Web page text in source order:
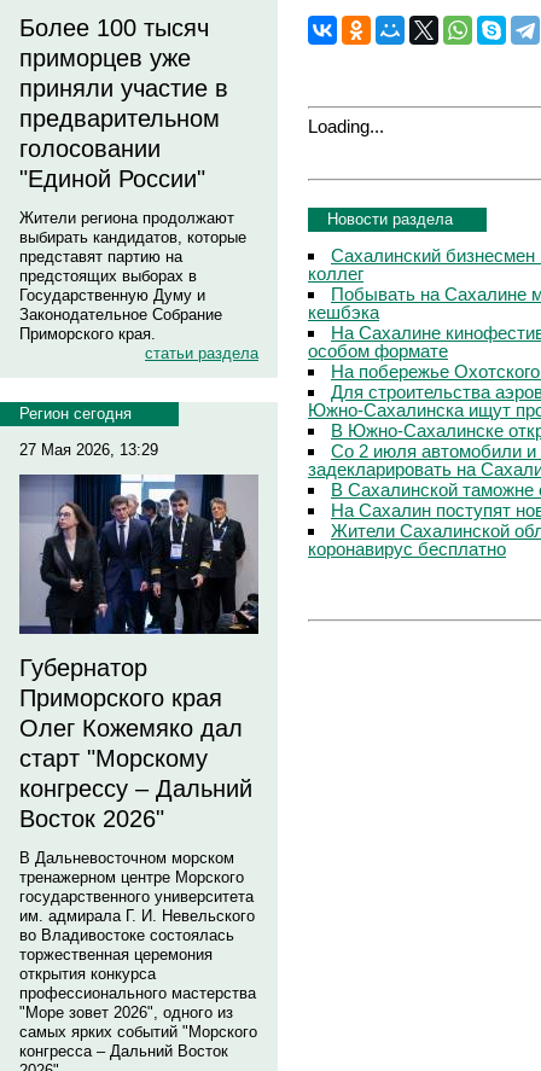
Более 100 тысяч
приморцев уже
приняли участие в
предварительном
голосовании
"Единой России"
Жители региона продолжают
выбирать кандидатов, которые
представят партию на
предстоящих выборах в
Государственную Думу и
Законодательное Собрание
Приморского края.
статьи раздела
Регион сегодня
27 Мая 2026, 13:29
Губернатор
Приморского края
Олег Кожемяко дал
старт "Морскому
конгрессу – Дальний
Восток 2026"
В Дальневосточном морском
тренажерном центре Морского
государственного университета
им. адмирала Г. И. Невельского
во Владивостоке состоялась
торжественная церемония
открытия конкурса
профессионального мастерства
"Море зовет 2026", одного из
самых ярких событий "Морского
конгресса – Дальний Восток
Loading...
Новости раздела
Сахалинский бизнесмен
коллег
Побывать на Сахалине
кешбэка
На Сахалине
особом формате
На побережье
Для строительства
Южно-Сахалинска ищут
В Южно-Сахалинске
Со 2 июля автомобили
задекларировать на
В Сахалинской таможне
На Сахалин поступят
Жители Сахалинской
коронавирус бесплатно